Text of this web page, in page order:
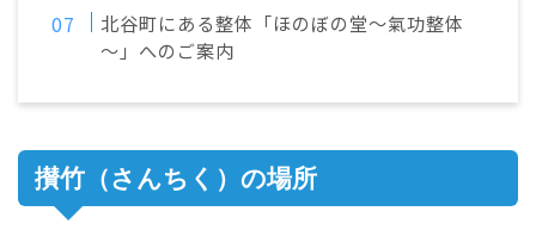
北谷町にある整体「ほのぼの堂～氣功整体
～」へのご案内
攅竹（さんちく）の場所